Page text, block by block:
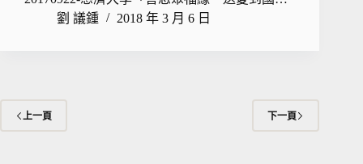
劉 議鍾
2018 年 3 月 6 日
上一頁 下一頁